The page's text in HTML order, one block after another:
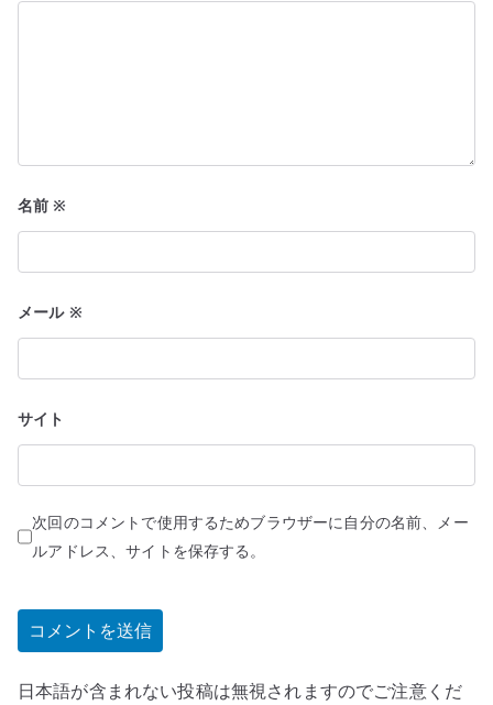
名前※
メール ※
サイト
次回のコメントで使用するためブラウザーに自分の名前、メー
ルアドレス、サイトを保存する。
日本語が含まれない投稿は無視されますのでご注意くだ